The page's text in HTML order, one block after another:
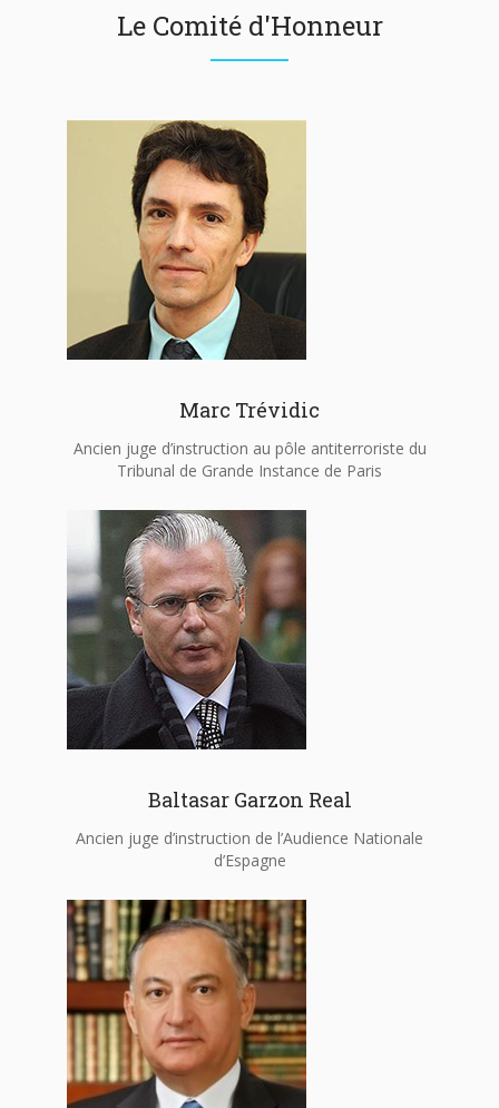
Le Comité d'Honneur
Marc Trévidic
Ancien juge d’instruction au pôle antiterroriste du
Tribunal de Grande Instance de Paris
Baltasar Garzon Real
Ancien juge d’instruction de l’Audience Nationale
d’Espagne